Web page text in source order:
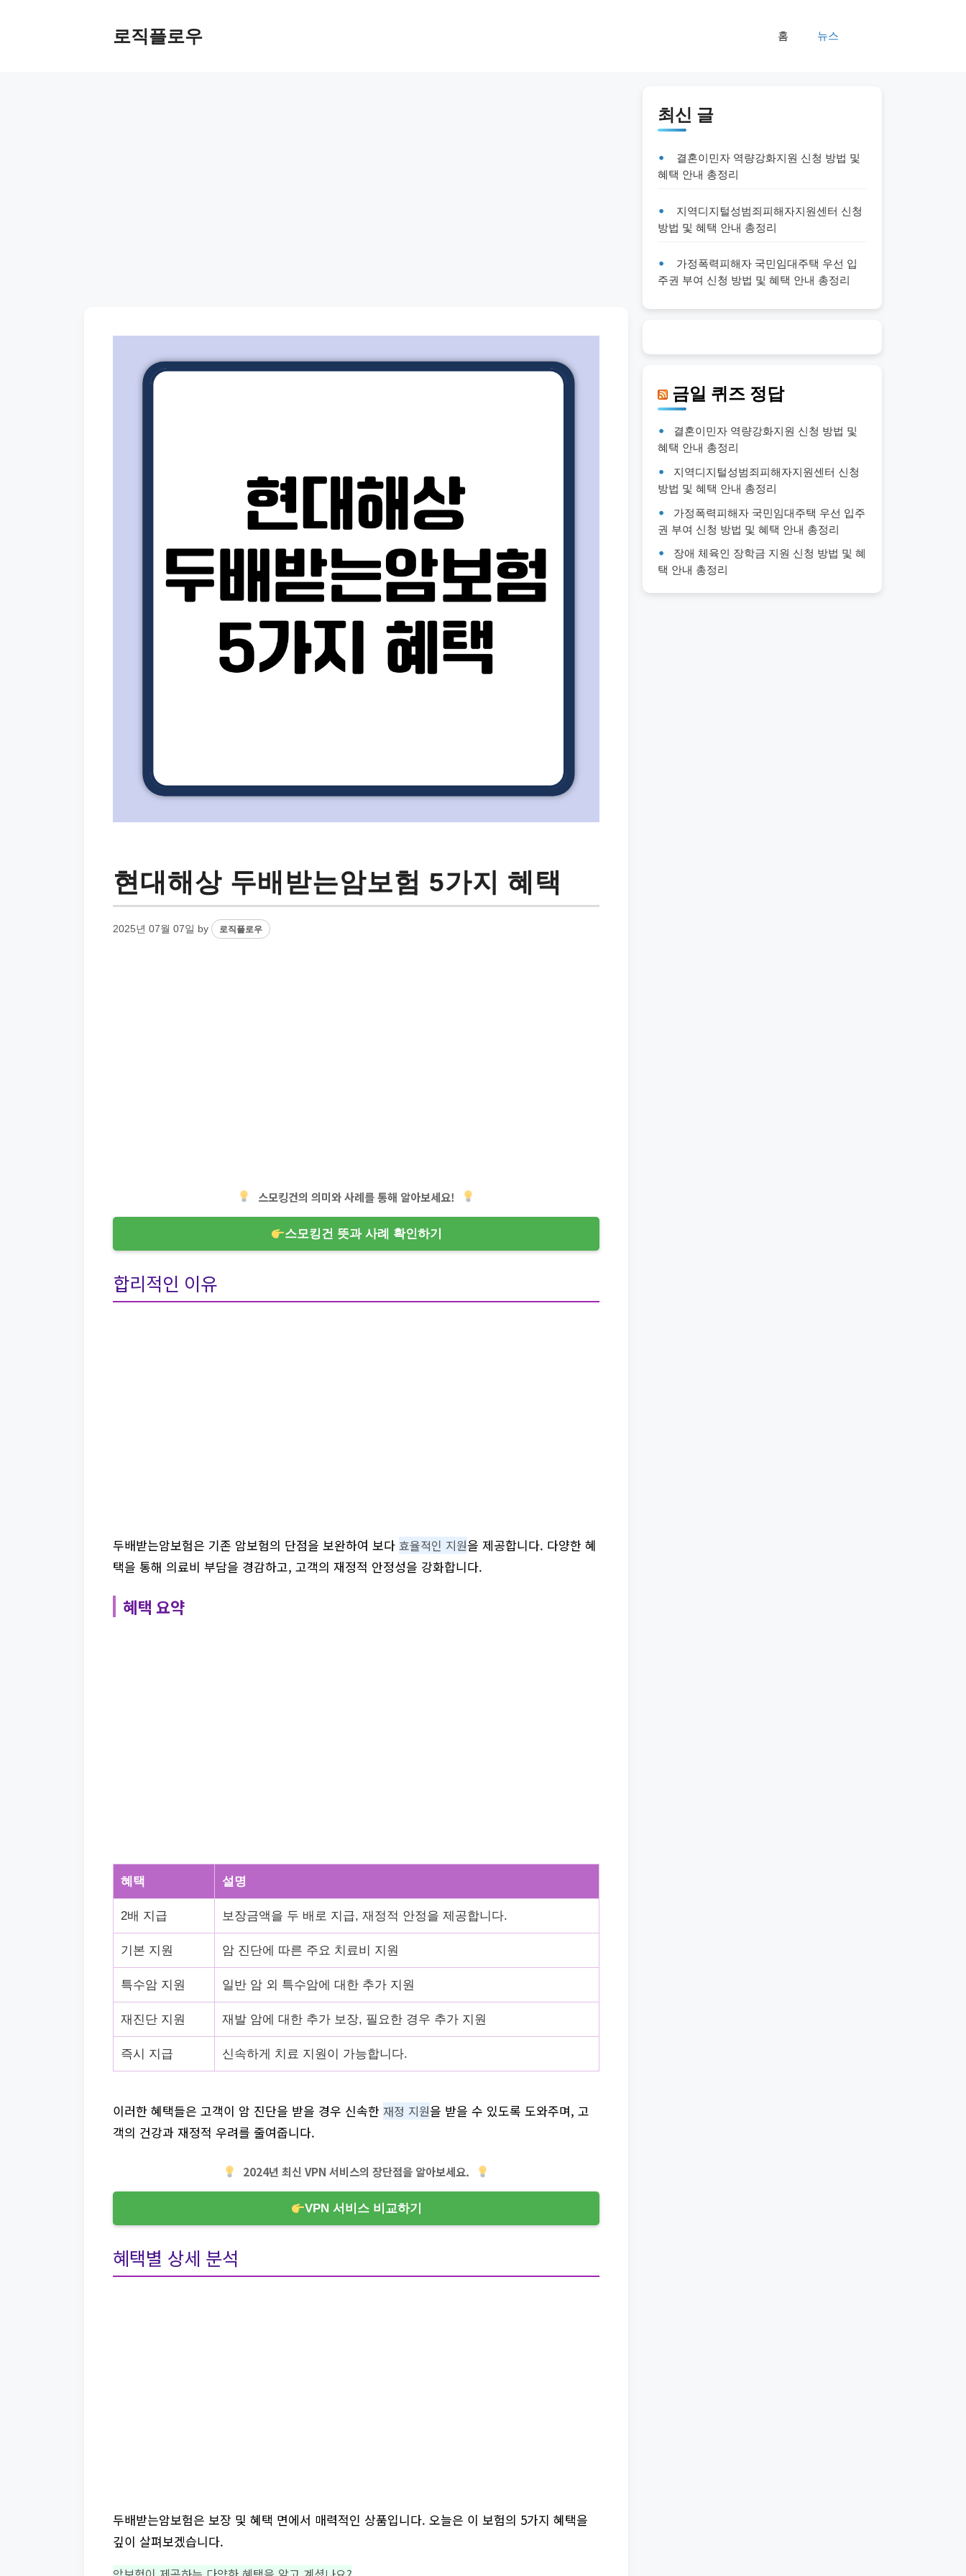
로직플로우 홈 뉴스
현대해상 두배받는암보험 5가지 혜택
2025년 07월 07일 by 로직플로우
스모킹건의 의미와 사례를 통해 알아보세요!
스모킹건 뜻과 사례 확인하기
합리적인 이유
두배받는암보험은 기존 암보험의 단점을 보완하여 보다 효율적인 지원을 제공합니다. 다양한 혜
택을 통해 의료비 부담을 경감하고, 고객의 재정적 안정성을 강화합니다.
혜택 요약
혜택 설명
2배 지급 보장금액을 두 배로 지급, 재정적 안정을 제공합니다.
기본 지원 암 진단에 따른 주요 치료비 지원
특수암 지원 일반 암 외 특수암에 대한 추가 지원
재진단 지원 재발 암에 대한 추가 보장, 필요한 경우 추가 지원
즉시 지급 신속하게 치료 지원이 가능합니다.
이러한 혜택들은 고객이 암 진단을 받을 경우 신속한 재정 지원을 받을 수 있도록 도와주며, 고
객의 건강과 재정적 우려를 줄여줍니다.
2024년 최신 VPN 서비스의 장단점을 알아보세요.
VPN 서비스 비교하기
혜택별 상세 분석
두배받는암보험은 보장 및 혜택 면에서 매력적인 상품입니다. 오늘은 이 보험의 5가지 혜택을
깊이 살펴보겠습니다.
최신 글
결혼이민자 역량강화지원 신청 방법 및
혜택 안내 총정리
지역디지털성범죄피해자지원센터 신청
방법 및 혜택 안내 총정리
가정폭력피해자 국민임대주택 우선 입
주권 부여 신청 방법 및 혜택 안내 총정리
금일 퀴즈 정답
결혼이민자 역량강화지원 신청 방법 및
혜택 안내 총정리
지역디지털성범죄피해자지원센터 신청
방법 및 혜택 안내 총정리
가정폭력피해자 국민임대주택 우선 입주
권 부여 신청 방법 및 혜택 안내 총정리
장애 체육인 장학금 지원 신청 방법 및 혜
택 안내 총정리